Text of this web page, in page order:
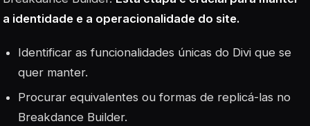
a identidade e a operacionalidade do site.
Identificar as funcionalidades únicas do Divi que se
quer manter.
Procurar equivalentes ou formas de replicá-las no
Breakdance Builder.